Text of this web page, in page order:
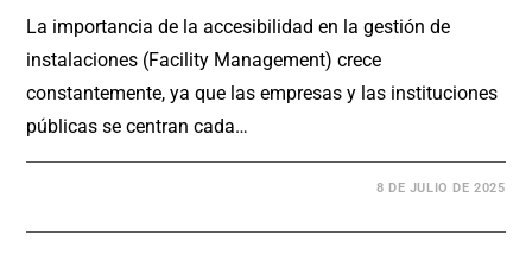
La importancia de la accesibilidad en la gestión de
instalaciones (Facility Management) crece
constantemente, ya que las empresas y las instituciones
públicas se centran cada…
8 DE JULIO DE 2025